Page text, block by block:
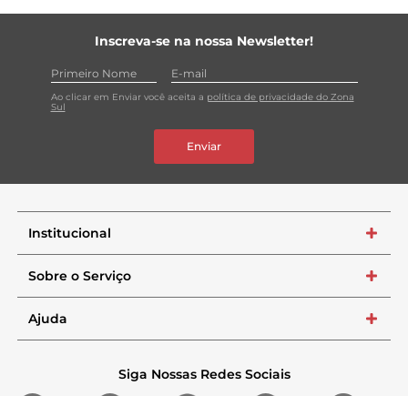
Inscreva-se na nossa Newsletter!
Ao clicar em Enviar você aceita a política de privacidade do Zona
Sul
Enviar
Institucional +
Sobre o Serviço +
Ajuda +
Siga Nossas Redes Sociais